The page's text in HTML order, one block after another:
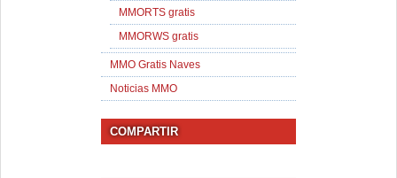
MMORTS gratis
MMORWS gratis
MMO Gratis Naves
Noticias MMO
COMPARTIR